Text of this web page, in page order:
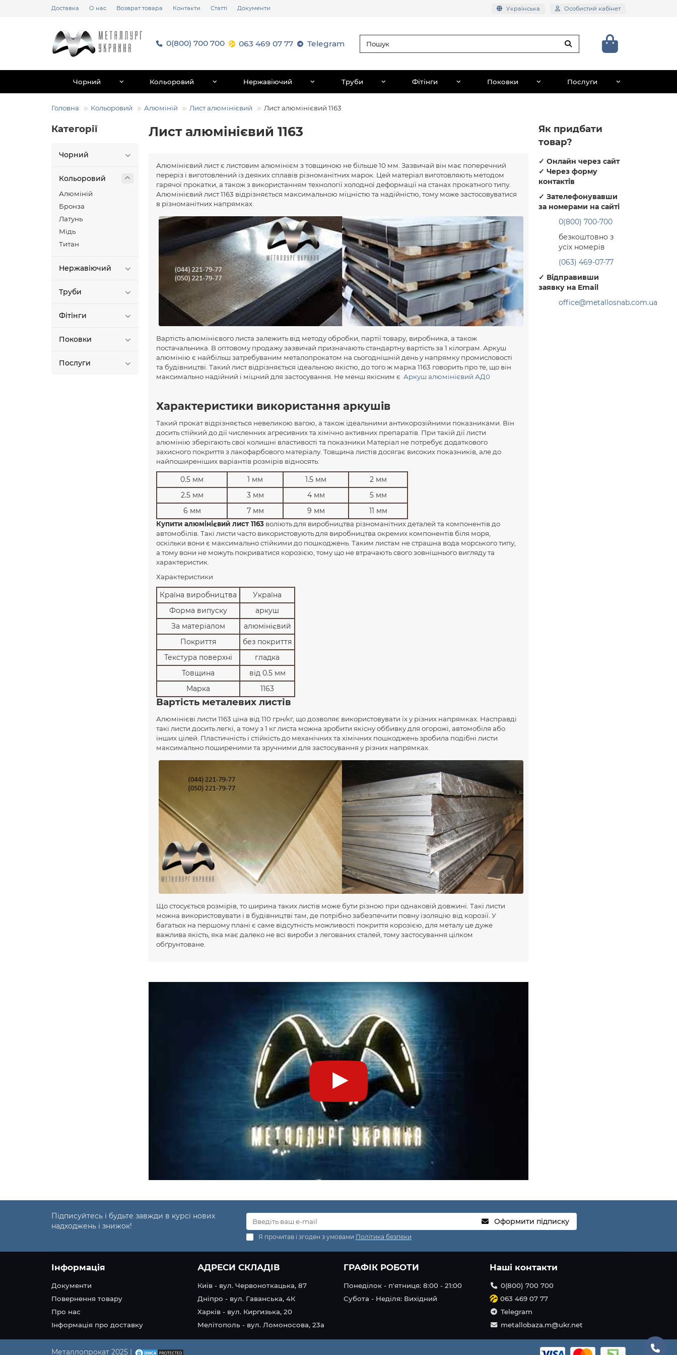
Доставка О нас Возврат товара Контакти Статті Документи Українська Особистий кабінет
0(800) 700 700 063 469 07 77 Telegram
Чорний Кольоровий Нержавіючий Труби Фітінги Поковки Послуги
Головна Кольоровий Алюміній Лист алюмінієвий Лист алюмінієвий 1163
Категорії
Чорний
Кольоровий
Алюміній
Бронза
Латунь
Мідь
Титан
Нержавіючий
Труби
Фітінги
Поковки
Послуги
Лист алюмінієвий 1163
Алюмінієвий лист є листовим алюмінієм з товщиною не більше 10 мм. Зазвичай він має поперечний
переріз і виготовлений із деяких сплавів різноманітних марок. Цей матеріал виготовляють методом
гарячої прокатки, а також з використанням технології холодної деформації на станах прокатного типу.
Алюмінієвий лист 1163 відрізняється максимальною міцністю та надійністю, тому може застосовуватися
в різноманітних напрямках.
Вартість алюмінієвого листа залежить від методу обробки, партії товару, виробника, а також
постачальника. В оптовому продажу зазвичай призначають стандартну вартість за 1 кілограм. Аркуш
алюмінію є найбільш затребуваним металопрокатом на сьогоднішній день у напрямку промисловості
та будівництві. Такий лист відрізняється ідеальною якістю, до того ж марка 1163 говорить про те, що він
максимально надійний і міцний для застосування. Не менш якісним є Аркуш алюмінієвий АД0
Характеристики використання аркушів
Такий прокат відрізняється невеликою вагою, а також ідеальними антикорозійними показниками. Він
досить стійкий до дії численних агресивних та хімічно активних препаратів. При такій дії листи
алюмінію зберігають свої колишні властивості та показники.Матеріал не потребує додаткового
захисного покриття з лакофарбового матеріалу. Товщина листів досягає високих показників, але до
найпоширеніших варіантів розмірів відносять:
0.5 мм 1 мм 1.5 мм
2 мм
2.5 мм
3 мм 4 мм
5 мм
6 мм
7 мм 9 мм 11 мм
Купити алюмінієвий лист 1163 воліють для виробництва різноманітних деталей та компонентів до
автомобілів. Такі листи часто використовують для виробництва окремих компонентів біля моря,
оскільки вони є максимально стійкими до пошкоджень. Таким листам не страшна вода морського типу,
а тому вони не можуть покриватися корозією, тому що не втрачають свого зовнішнього вигляду та
характеристик.
Характеристики
Країна виробництва
Україна
Форма випуску
аркуш
За матеріалом
алюмінієвий
Покриття
без покриття
Текстура поверхні
гладка
Товщина
від 0.5 мм
Марка
1163
Вартість металевих листів
Алюмінієві листи 1163 ціна від 110 грн/кг, що дозволяє використовувати їх у різних напрямках. Насправді
такі листи досить легкі, а тому з 1 кг листа можна зробити якісну оббивку для огорожі, автомобіля або
інших цілей. Пластичність і стійкість до механічних та хімічних пошкоджень зробила подібні листи
максимально поширеними та зручними для застосування у різних напрямках.
Що стосується розмірів, то ширина таких листів може бути різною при однаковій довжині. Такі листи
можна використовувати і в будівництві там, де потрібно забезпечити повну ізоляцію від корозії. У
багатьох на першому плані є саме відсутність можливості покриття корозією, для металу це дуже
важлива якість, яка має далеко не всі вироби з легованих сталей, тому застосування цілком
обґрунтоване.
Як придбати
товар?
✓ Онлайн через сайт
✓ Через форму
контактів
✓ Зателефонувавши
за номерами на сайті
0(800) 700-700
безкоштовно з
усіх номерів
(063) 469-07-77
✓ Відправивши
заявку на Email
office@metallosnab.com.ua
Підписуйтесь і будьте завжди в курсі нових
надходжень і знижок!
Оформити підписку
Я прочитав і згоден з умовами Політика безпеки
Інформація
Документи
Повернення товару
Про нас
Інформація про доставку
АДРЕСИ СКЛАДІВ
Київ - вул. Червоноткацька, 87
Дніпро - вул. Гаванська, 4К
Харків - вул. Киргизька, 20
Мелітополь - вул. Ломоносова, 23а
ГРАФІК РОБОТИ
Понеділок - п'ятниця: 8:00 - 21:00
Субота - Неділя: Вихідний
Наші контакти
0(800) 700 700
063 469 07 77
Telegram
metallobaza.m@ukr.net
Металлопрокат 2025 |